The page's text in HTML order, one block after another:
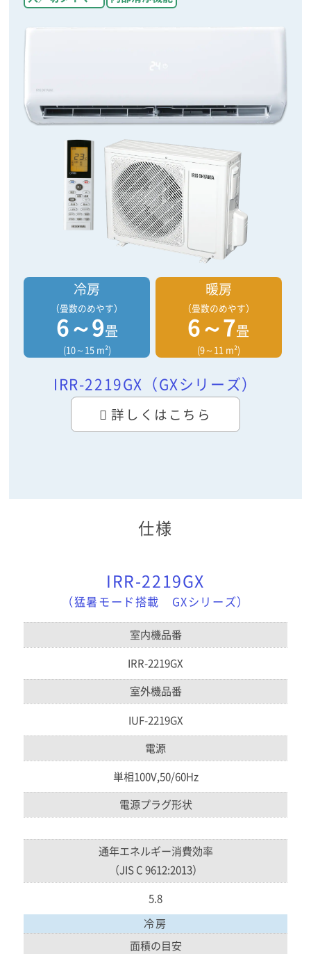
冷房
（畳数のめやす）
6～9畳
(10～15 m²)
暖房
（畳数のめやす）
6～7畳
(9～11 m²)
IRR-2219GX（GXシリーズ）
詳しくはこちら
仕様
IRR-2219GX
（猛暑モード搭載 GXシリーズ）
室内機品番
IRR-2219GX
室外機品番
IUF-2219GX
電源
単相100V,50/60Hz
電源プラグ形状
通年エネルギー消費効率
（JIS C 9612:2013）
5.8
冷房
面積の目安